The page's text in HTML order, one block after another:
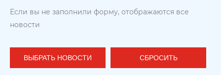
Если вы не заполнили форму, отображаются все
новости
ВЫБРАТЬ НОВОСТИ СБРОСИТЬ